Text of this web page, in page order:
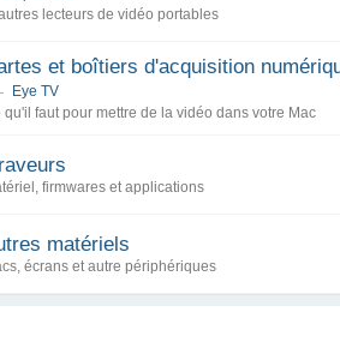
lecteurs de vidéo portables
et boîtiers d'acquisition
Eye TV
qu'il faut pour mettre de la vidéo dans votre Mac
firmwares et applications
matériels
écrans et autre périphériques